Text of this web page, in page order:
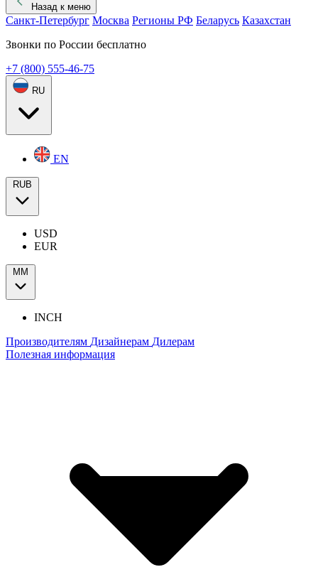
Назад к меню
Санкт-Петербург Москва Регионы РФ Беларусь Казахстан
Звонки по России бесплатно
+7 (800) 555-46-75
RU
EN
RUB
USD
EUR
ММ
INCH
Производителям Дизайнерам Дилерам
Полезная информация